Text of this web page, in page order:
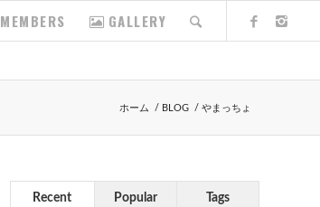
MEMBERS GALLERY
ホーム / BLOG / やまっちょ
Recent Popular Tags